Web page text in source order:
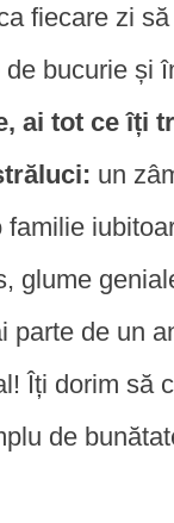
fiecare zi
bucurie și
ai tot ce îți
un
familie
glume
parte de un
Îți dorim să
de